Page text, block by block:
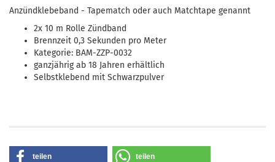
Anzündklebeband - Tapematch oder auch Matchtape genannt
2x 10 m Rolle Zündband
Brennzeit 0,3 Sekunden pro Meter
Kategorie: BAM-ZZP-0032
ganzjährig ab 18 Jahren erhältlich
Selbstklebend mit Schwarzpulver
teilen teilen